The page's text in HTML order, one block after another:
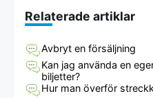
Relaterade artiklar
Avbryt en försäljning
Kan jag använda en
biljetter?
Hur man överför